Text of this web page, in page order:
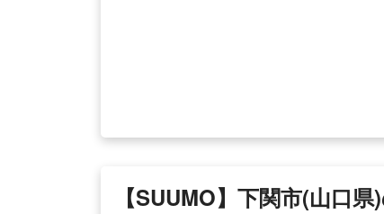
【SUUMO】下関市(山口